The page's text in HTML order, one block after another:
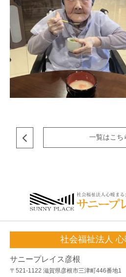
一覧はこち
社会福祉法人
サニープレイス彦根
〒521-1122 滋賀県彦根市三津町446番地1